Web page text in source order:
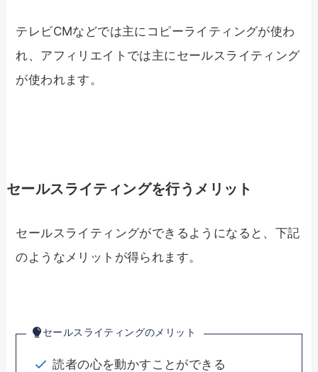
テレビCMなどでは主にコピーライティングが使わ
れ、アフィリエイトでは主にセールスライティング
が使われます。
セールスライティングを行うメリット
セールスライティングができるようになると、下記
のようなメリットが得られます。
セールスライティングのメリット
読者の心を動かすことができる